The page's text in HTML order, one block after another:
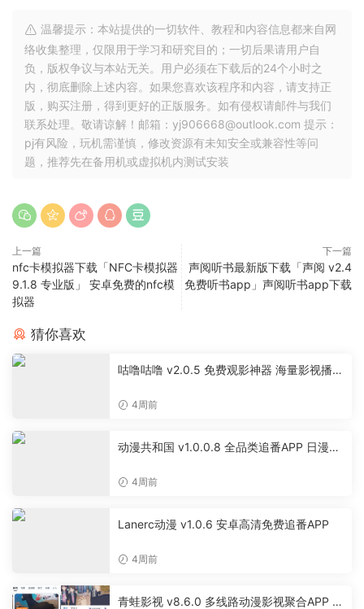
温馨提示：本站提供的一切软件、教程和内容信息都来自网
络收集整理，仅限用于学习和研究目的；一切后果请用户自
负，版权争议与本站无关。用户必须在下载后的24个小时之
内，彻底删除上述内容。如果您喜欢该程序和内容，请支持正
版，购买注册，得到更好的正版服务。如有侵权请邮件与我们
联系处理。敬请谅解！邮箱：yj906668@outlook.com 提示：
pj有风险，玩机需谨慎，修改资源有未知安全或兼容性等问
题，推荐先在备用机或虚拟机内测试安装
上一篇
nfc卡模拟器下载「NFC卡模拟器
9.1.8 专业版」 安卓免费的nfc模
拟器
下一篇
声阅听书最新版下载「声阅 v2.4
免费听书app」声阅听书app下载
猜你喜欢
咕噜咕噜 v2.0.5 免费观影神器 海量影视播放
4周前
动漫共和国 v1.0.0.8 全品类追番APP 日漫国
4周前
Lanerc动漫 v1.0.6 安卓高清免费追番APP
4周前
青蛙影视 v8.6.0 多线路动漫影视聚合APP 免